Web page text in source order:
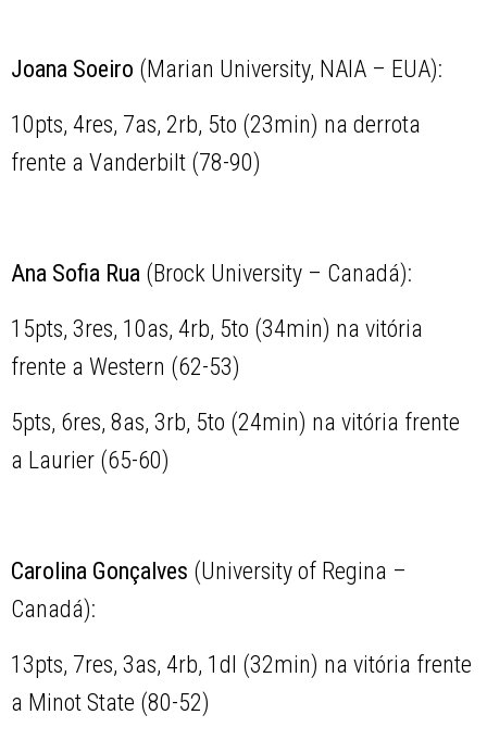
Joana Soeiro (Marian University, NAIA – EUA):
10pts, 4res, 7as, 2rb, 5to (23min) na derrota
frente a Vanderbilt (78-90)
Ana Sofia Rua (Brock University – Canadá):
15pts, 3res, 10as, 4rb, 5to (34min) na vitória
frente a Western (62-53)
5pts, 6res, 8as, 3rb, 5to (24min) na vitória frente
a Laurier (65-60)
Carolina Gonçalves (University of Regina –
Canadá):
13pts, 7res, 3as, 4rb, 1dl (32min) na vitória frente
a Minot State (80-52)